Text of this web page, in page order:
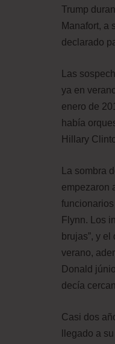
Trump
Manafort, a
declarado
Las
ya en
enero de
había
Hillary
La sombra
empezaron
Flynn. Los
brujas”, y
verano,
Donald
decía
Casi dos
llegado a